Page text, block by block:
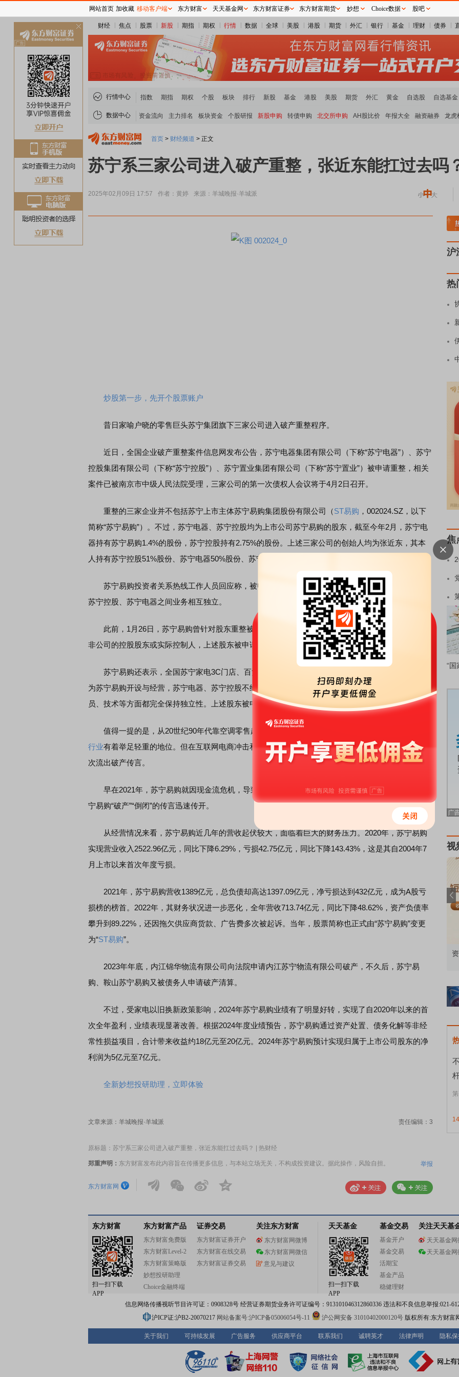
财经 焦点 股票 新股 期指 期权 行情 数据 全球 美股 港股 期货 外汇 银行 基金 理财 债券
行情中心 指数 期指 期权 个股 板块 排行 新股 基金 港股 美股 期货 外汇 黄金 自选股 自选基金
数据中心 资金流向 主力排名 板块资金 个股研报 新股申购 转债申购 北交所申购 AH股比价 年报大全 融资融券 龙虎
首页 > 财经频道 > 正文
苏宁系三家公司进入破产重整，张近东能扛过去吗
2025年02月09日 17:57 作者：黄婷 来源：羊城晚报·羊城派
炒股第一步，先开个股票账户
昔日家喻户晓的零售巨头苏宁集团旗下三家公司进入破产重整程序。
近日，全国企业破产重整案件信息网发布公告，苏宁电器集团有限公司（下称“苏宁电器”）、苏宁
控股集团有限公司（下称“苏宁控股”）、苏宁置业集团有限公司（下称“苏宁置业”）被申请重整，相关
案件已被南京市中级人民法院受理，三家公司的第一次债权人会议将于4月2日召开。
重整的三家企业并不包括苏宁上市主体苏宁易购集团股份有限公司（ST易购 ，002024.SZ，以下
简称“苏宁易购”）。不过，苏宁电器、苏宁控股均为上市公司苏宁易购的股东，截至今年2月，苏宁电
器持有苏宁易购1.4%的股份，苏宁控股持有2.75%的股份。上述三家公司的创始人均为张近东，其本
人持有苏宁控股51%股份、苏宁电器50%股份、苏宁易购17.7%股份。
苏宁易购投资者关系热线工作人员回应称，被申请重整的两家股东其持股比例较低，苏宁易购与
苏宁控股、苏宁电器之间业务相互独立。
此前，1月26日，苏宁易购曾针对股东重整被受理发布公告。公告中称，被申请重整的两家公司均
非公司的控股股东或实际控制人，上述股东被申请重整不影响公司治理结构，不影响公司持续经营。
苏宁易购还表示，全国苏宁家电3C门店、百货门店、电商、政企等业务及相关物流售后服务，均
为苏宁易购开设与经营，苏宁电器、苏宁控股不经营同类业务。同时，公司在资金、资产、财务、人
员、技术等方面都完全保持独立性。上述股东被申请重整不影响公司持续经营。
值得一提的是，从20世纪90年代靠空调零售起家，到全国连锁上万家门店、苏宁易购一度在
行业有着举足轻重的地位。但在互联网电商冲击和盲目扩张等因素影响下，公司逐渐走向下坡路，多
次流出破产传言。
早在2021年，苏宁易购就因现金流危机，导致大批商家、供应商公开向其讨要货款和保证金，苏
宁易购“破产”“倒闭”的传言迅速传开。
从经营情况来看，苏宁易购近几年的营收起伏较大，面临着巨大的财务压力。2020年，苏宁易购
实现营业收入2522.96亿元，同比下降6.29%，亏损42.75亿元，同比下降143.43%，这是其自2004年7
月上市以来首次年度亏损。
2021年，苏宁易购营收1389亿元，总负债却高达1397.09亿元，净亏损达到432亿元，成为A股亏
损榜的榜首。2022年，其财务状况进一步恶化，全年营收713.74亿元，同比下降48.62%，资产负债率
攀升到89.22%，还因拖欠供应商货款、广告费多次被起诉。当年，股票简称也正式由“苏宁易购”变更
为“ST易购”。
2023年年底，内江锦华物流有限公司向法院申请内江苏宁物流有限公司破产，不久后，苏宁易
购、鞍山苏宁易购又被债务人申请破产清算。
不过，受家电以旧换新政策影响，2024年苏宁易购业绩有了明显好转，实现了自2020年以来的首
次全年盈利，业绩表现显著改善。根据2024年度业绩预告，苏宁易购通过资产处置、债务化解等非经
常性损益项目，合计带来收益约18亿元至20亿元。2024年苏宁易购预计实现归属于上市公司股东的净
利润为5亿元至7亿元。
全新妙想投研助理，立即体验
文章来源：羊城晚报·羊城派 责任编辑：3
原标题：苏宁系三家公司进入破产重整，张近东能扛过去吗？ | 热财经
郑重声明： 东方财富发布此内容旨在传播更多信息，与本站立场无关，不构成投资建议。据此操作，风险自担。 举报
东方财富网
机构调研数据一览
沪
热
焦
“国
视
东方财富
扫一扫下载
APP
东方财富产品
东方财富免费版
东方财富Level-2
东方财富策略版
妙想投研助理
Choice金融终端
证券交易
东方财富证券开户
东方财富在线交易
东方财富证券交易
关注东方财富
东方财富网微博
东方财富网微信
意见与建议
天天基金
扫一扫下载
APP
基金交易
基金开户
基金交易
活期宝
基金产品
稳健理财
关注天天基
天天基金网
天天基金网
信息网络传播视听节目许可证：0908328号 经营证券期货业务许可证编号：913101046312860336 违法和不良信息举报:021-
沪ICP证:沪B2-20070217 网站备案号:沪ICP备05006054号-11 沪公网安备 31010402000120号版权所有:东方财富
关于我们 可持续发展 广告服务 供应商平台 联系我们 诚聘英才 法律声明 隐私保
网站首页 加收藏 移动客户端 东方财富 天天基金网 东方财富证券 东方财富期货 妙想 Choice数据 股吧
关